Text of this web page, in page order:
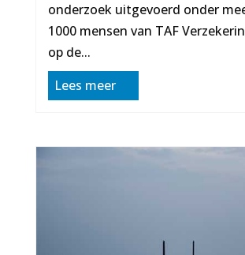
onderzoek uitgevoerd onder
1000 mensen van TAF
op de...
Lees meer